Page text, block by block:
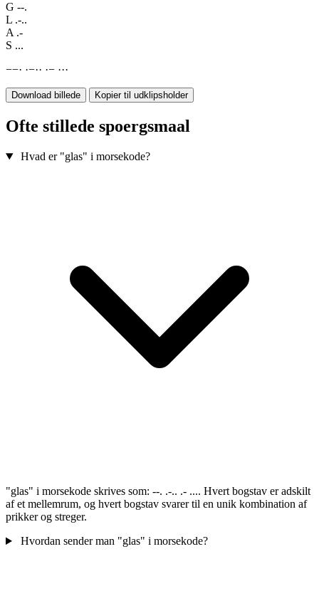
G --.
L .-..
A .-
S ...
−−· ·−·· ·− ···
Download billede Kopier til udklipsholder
Ofte stillede spoergsmaal
Hvad er "glas" i morsekode?
"glas" i morsekode skrives som: --. .-.. .- .... Hvert bogstav er adskilt
af et mellemrum, og hvert bogstav svarer til en unik kombination af
prikker og streger.
Hvordan sender man "glas" i morsekode?